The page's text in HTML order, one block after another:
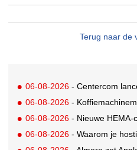
Terug naar de
06-08-2026 - Centercom lanceert nieuw
06-08-2026 - Koffiemachinemaker Sage
06-08-2026 - Nieuwe HEMA-campagne
06-08-2026 - Waarom je hosting